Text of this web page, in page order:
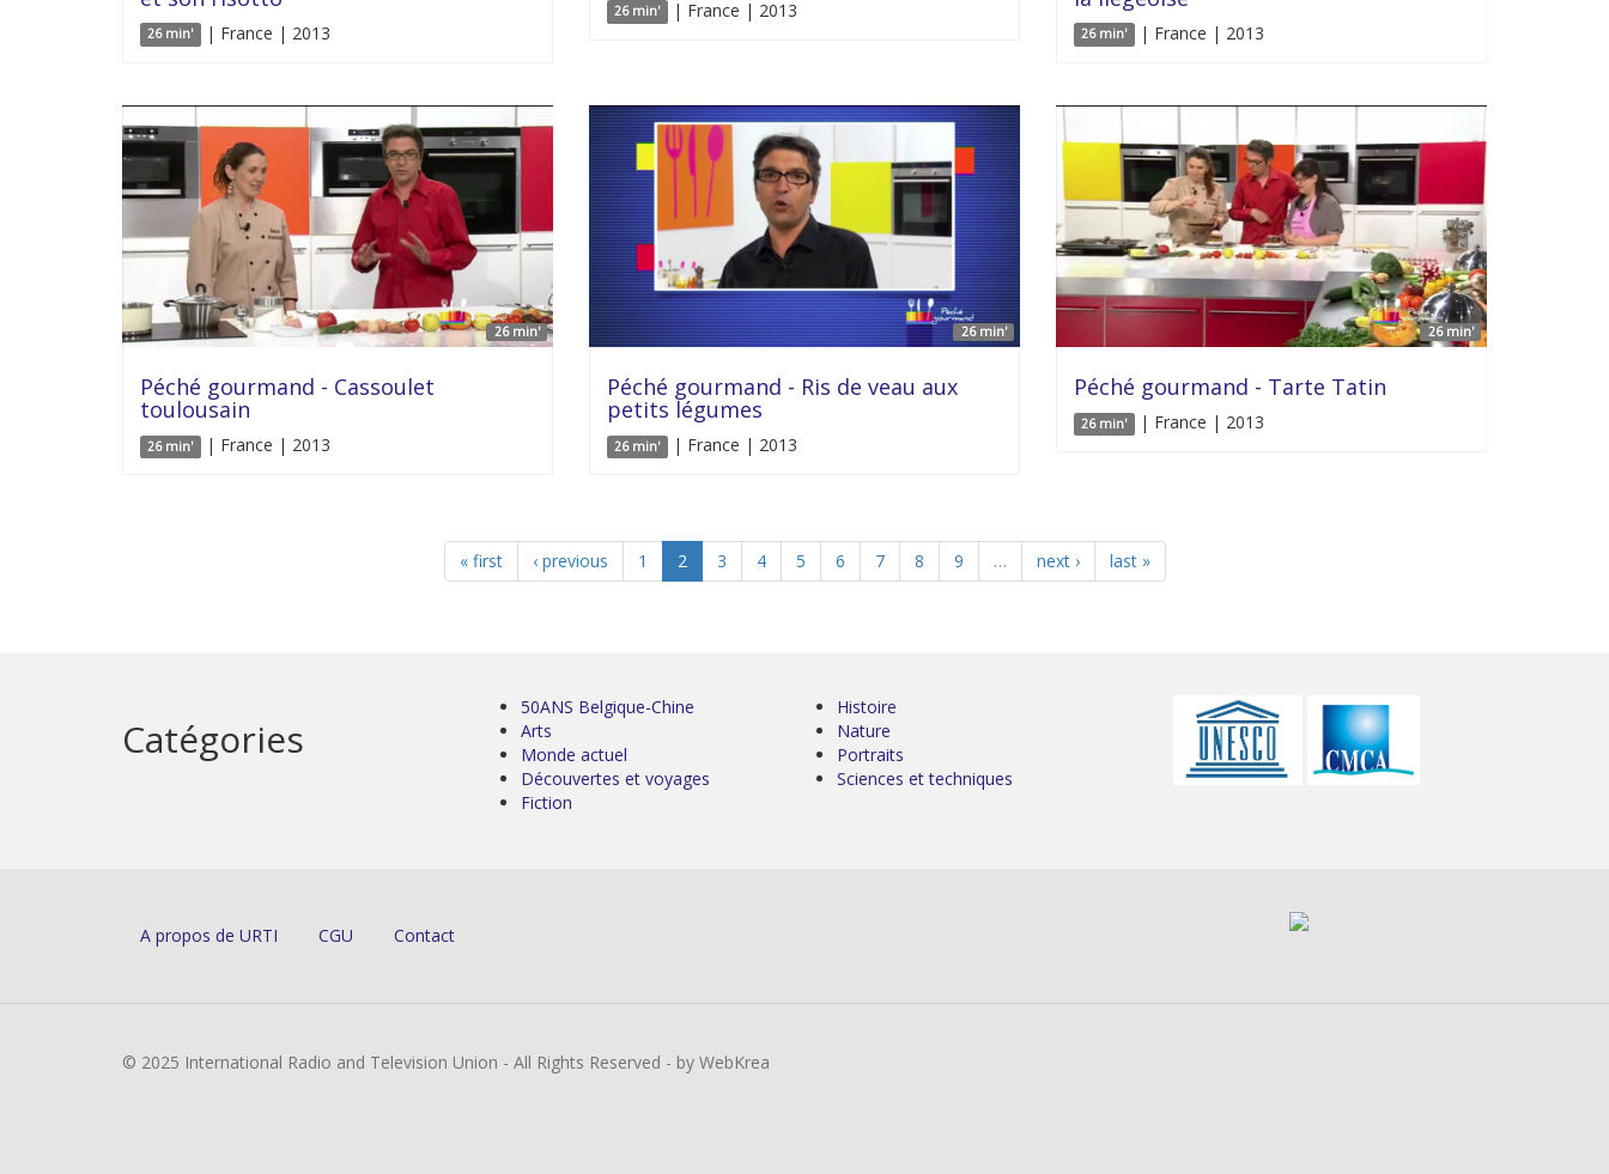
26 min' | France | 2013
26 min' | France | 2013
26 min' | France | 2013
26 min'
Péché gourmand - Cassoulet
toulousain
26 min' | France | 2013
26 min'
Péché gourmand - Ris de veau aux
petits légumes
26 min' | France | 2013
26 min'
Péché gourmand - Tarte Tatin
26 min' | France | 2013
« first ‹ previous 1 2 3 4 5 6 7 8 9 … next › last »
Catégories
50ANS Belgique-Chine
Arts
Monde actuel
Découvertes et voyages
Fiction
Histoire
Nature
Portraits
Sciences et techniques
A propos de URTI CGU Contact
© 2025 International Radio and Television Union - All Rights Reserved - by WebKrea